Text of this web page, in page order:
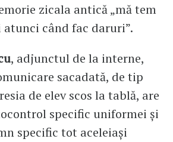
zicala antică „mă tem
atunci când fac daruri”.
, adjunctul de la interne,
sacadată, de tip
de elev scos la tablă, are
specific uniformei și
specific tot aceleiași